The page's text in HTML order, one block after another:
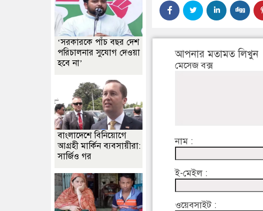
আপনার মতামত লিখুন
মেসেজ বক্স
নাম :
ই-মেইল :
ওয়েবসাইট :
‘সরকারকে পাঁচ বছর দেশ
পরিচালনার সুযোগ দেওয়া
হবে না’
বাংলাদেশে বিনিয়োগে
আগ্রহী মার্কিন ব্যবসায়ীরা:
সার্জিও গর